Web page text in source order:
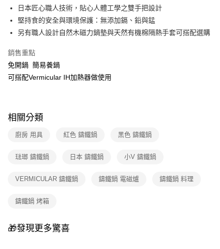
運送方式
宅配
付款後門市自取
免運費
日本匠心職人技術，貼心人體工學之雙手把設計
堅持食的安全與環境保護：無添加鎘、鉛與錳
另有職人設計自然木磁力鍋墊與天然有機棉隔熱手套可搭配選購
銷售重點
免開鍋 簡易養鍋
可搭配Vermicular IH加熱器做使用
相關分類
廚房 用具 紅色 鑄鐵鍋 黑色 鑄鐵鍋
琺瑯 鑄鐵鍋 日本 鑄鐵鍋 小V 鑄鐵鍋
VERMICULAR 鑄鐵鍋 鑄鐵鍋 電磁爐 鑄鐵鍋 料理
鑄鐵鍋 烤箱
🎁發現更多驚喜